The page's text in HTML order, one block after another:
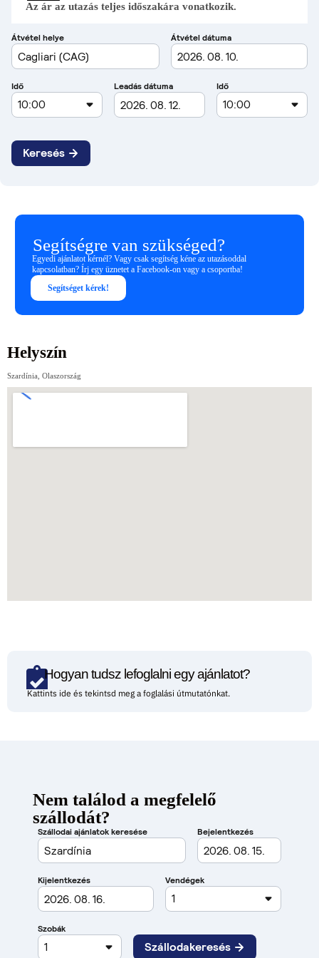
Az ár az utazás teljes időszakára vonatkozik.
Segítségre van szükséged?
Egyedi ajánlatot kérnél? Vagy csak segítség kéne az utazásoddal
kapcsolatban? Írj egy üznetet a Facebook-on vagy a csoportba!
Segítséget kérek!
Helyszín
Szardínia, Olaszország
Hogyan tudsz lefoglalni egy ajánlatot?
Kattints ide és tekintsd meg a foglalási útmutatónkat.
Nem találod a megfelelő
szállodát?